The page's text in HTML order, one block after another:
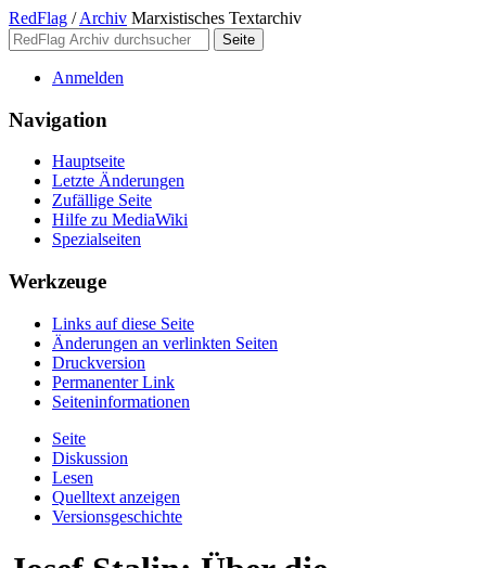
RedFlag / Archiv Marxistisches Textarchiv
Anmelden
Navigation
Hauptseite
Letzte Änderungen
Zufällige Seite
Hilfe zu MediaWiki
Spezialseiten
Werkzeuge
Links auf diese Seite
Änderungen an verlinkten Seiten
Druckversion
Permanenter Link
Seiten­­informationen
Seite
Diskussion
Lesen
Quelltext anzeigen
Versionsgeschichte